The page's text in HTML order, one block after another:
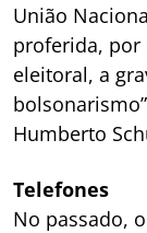
União
proferida, por
eleitoral, a
Humberto
Telefones
No passado,